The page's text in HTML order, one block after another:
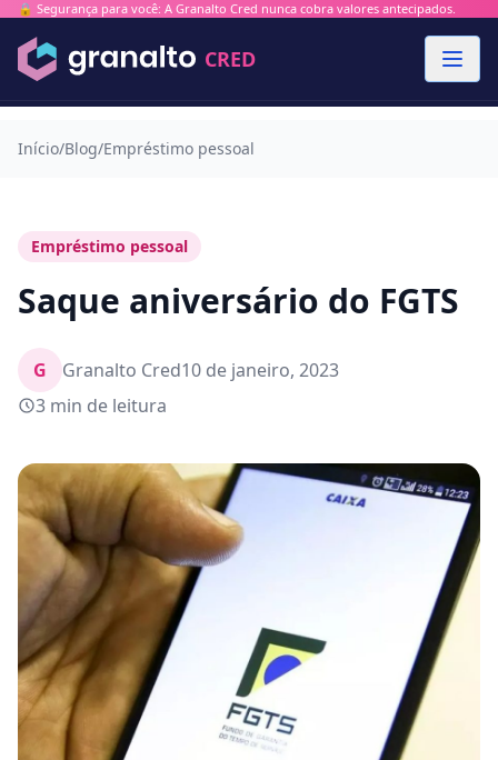
🔒 Segurança para você: A Granalto Cred nunca cobra valores antecipados.
CRED
Início/Blog/Empréstimo pessoal
Empréstimo pessoal
Saque aniversário do FGTS
G Granalto Cred10 de janeiro, 2023
3 min de leitura